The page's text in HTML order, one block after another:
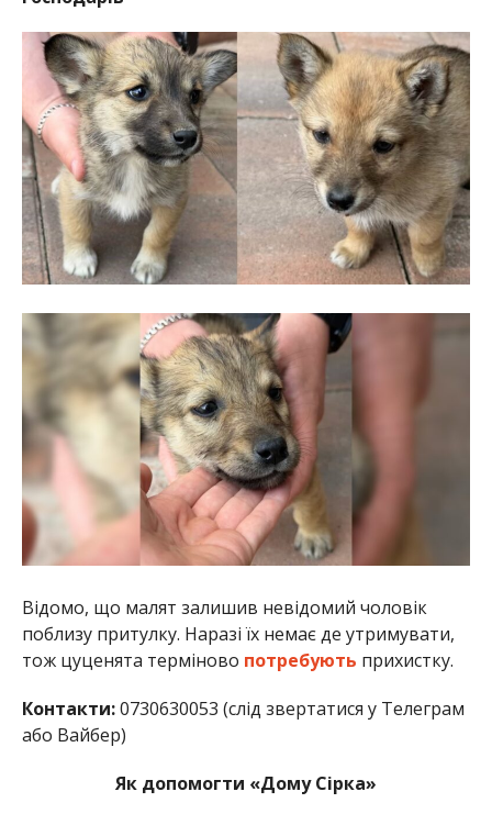
Відомо, що малят залишив невідомий чоловік
поблизу притулку. Наразі їх немає де утримувати,
тож цуценята терміново потребують прихистку.
Контакти:0730630053 (слід звертатися у Телеграм
або Вайбер)
Як допомогти «Дому Сірка»